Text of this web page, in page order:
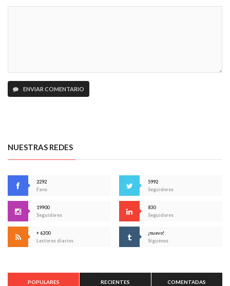
ENVIAR COMENTARIO
NUESTRAS REDES
2292
Fans
5992
Seguidores
19900
Seguidores
830
Seguidores
+ 6200
Lectores diarios
¡nuevo!
Síguenos
POPULARES RECIENTES COMENTADAS